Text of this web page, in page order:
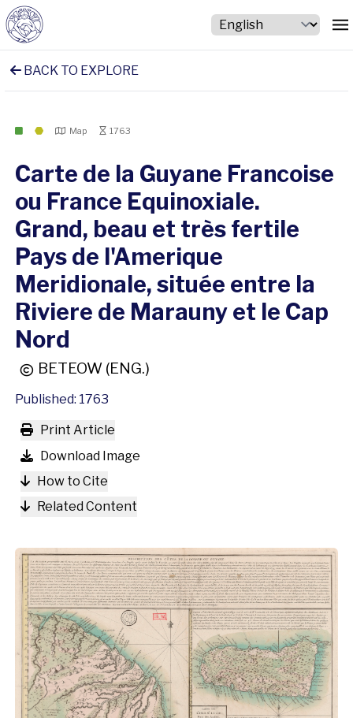
BACK TO EXPLORE
Map 1763
Carte de la Guyane Francoise
ou France Equinoxiale.
Grand, beau et très fertile
Pays de l'Amerique
Meridionale, située entre la
Riviere de Marauny et le Cap
Nord
BETEOW (ENG.)
Published: 1763
Print Article
Download Image
How to Cite
Related Content